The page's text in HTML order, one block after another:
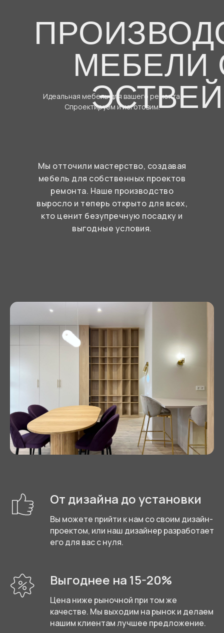
МЕБЕЛИ
Идеальная мебель для вашего ремонта.
Спроектируем и изготовим.
Мы отточили мастерство, создавая
мебель для собственных проектов
ремонта. Наше производство
выросло и теперь открыто для всех,
кто ценит безупречную посадку и
выгодные условия.
От дизайна до установки
Вы можете прийти к нам со своим дизайн-
проектом, или наш дизайнер разработает
его для вас с нуля.
Выгоднее на 15-20%
Цена ниже рыночной при том же
качестве. Мы выходим на рынок и делаем
нашим клиентам лучшее предложение.